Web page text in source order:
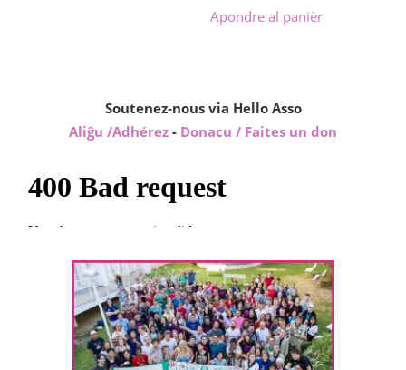
Apondre al panièr
Soutenez-nous via Hello Asso
Aliĝu /Adhérez - Donacu / Faites un don